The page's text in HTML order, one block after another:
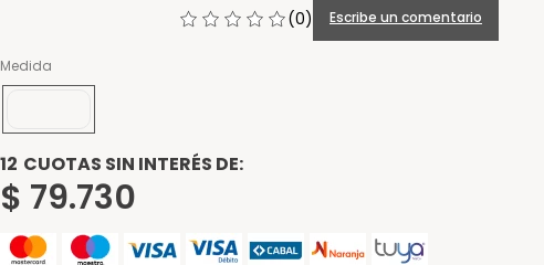
(0) Escribe un comentario
Medida
12 CUOTAS SIN INTERÉS DE:
$ 79.730